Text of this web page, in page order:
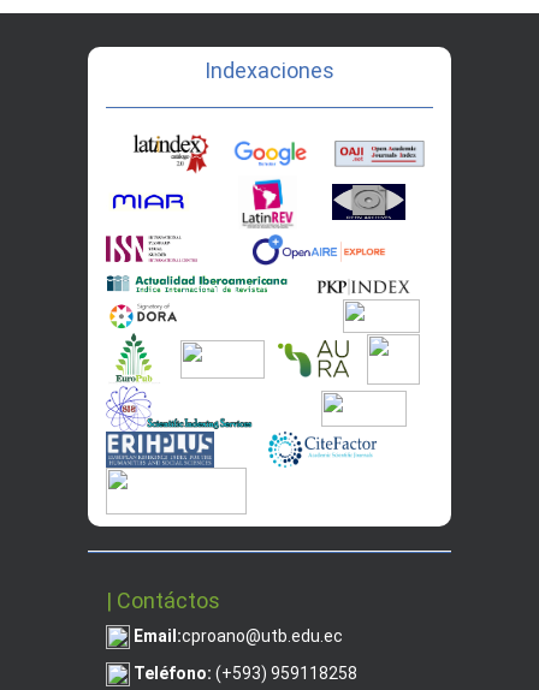
Indexaciones
| Contáctos
Email:cproano@utb.edu.ec
Teléfono: (+593) 959118258